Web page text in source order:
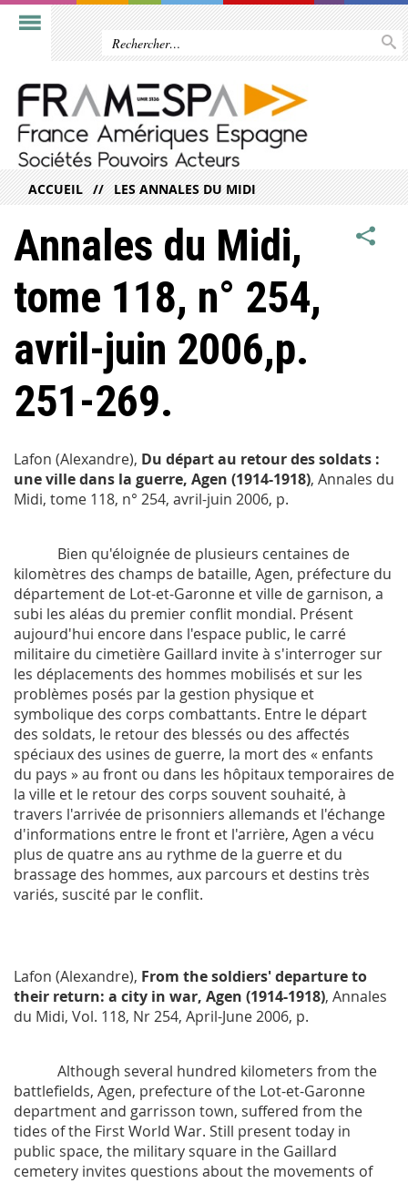
ACCUEIL LES ANNALES DU MIDI
Annales du Midi,
tome 118, n° 254,
avril-juin 2006,p.
251-269.
Lafon (Alexandre), Du départ au retour des soldats :
une ville dans la guerre, Agen (1914-1918), Annales du
Midi, tome 118, n° 254, avril-juin 2006, p.
Bien qu'éloignée de plusieurs centaines de
kilomètres des champs de bataille, Agen, préfecture du
département de Lot-et-Garonne et ville de garnison, a
subi les aléas du premier conflit mondial. Présent
aujourd'hui encore dans l'espace public, le carré
militaire du cimetière Gaillard invite à s'interroger sur
les déplacements des hommes mobilisés et sur les
problèmes posés par la gestion physique et
symbolique des corps combattants. Entre le départ
des soldats, le retour des blessés ou des affectés
spéciaux des usines de guerre, la mort des « enfants
du pays » au front ou dans les hôpitaux temporaires de
la ville et le retour des corps souvent souhaité, à
travers l'arrivée de prisonniers allemands et l'échange
d'informations entre le front et l'arrière, Agen a vécu
plus de quatre ans au rythme de la guerre et du
brassage des hommes, aux parcours et destins très
variés, suscité par le conflit.
Lafon (Alexandre), From the soldiers' departure to
their return: a city in war, Agen (1914-1918), Annales
du Midi, Vol. 118, Nr 254, April-June 2006, p.
Although several hundred kilometers from the
battlefields, Agen, prefecture of the Lot-et-Garonne
department and garrisson town, suffered from the
tides of the First World War. Still present today in
public space, the military square in the Gaillard
cemetery invites questions about the movements of